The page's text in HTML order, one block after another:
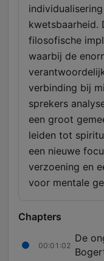
kwetsbaarheid.
filosofische
waarbij de
verbinding bij
sprekers
een groot
leiden tot
een nieuwe
verzoening en
voor mentale
Chapters
00:01:02
De